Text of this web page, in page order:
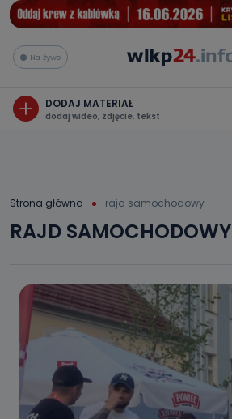
Na żywo
DODAJ MATERIAŁ
dodaj wideo, zdjęcie, tekst
Strona główna rajd samochodowy
RAJD SAMOCHODOWY